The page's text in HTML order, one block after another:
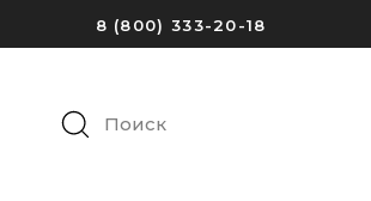
8 (800) 333-20-18
Поиск